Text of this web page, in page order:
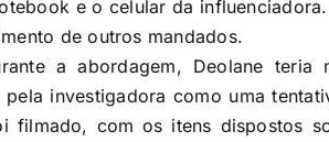
e o celular da
de outros mandados.
a abordagem, Deolane teria
investigadora como uma
filmado, com os itens dispostos